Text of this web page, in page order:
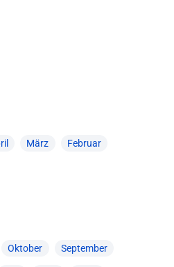
März Februar
Oktober September